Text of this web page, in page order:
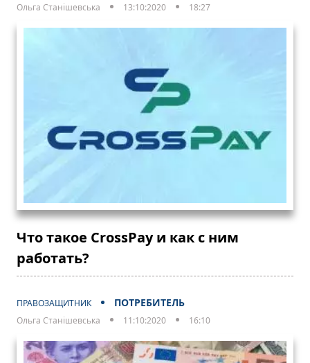
Ольга Станішевська 13:10:2020 18:27
Что такое CrossPay и как с ним
работать?
ПРАВОЗАЩИТНИК ПОТРЕБИТЕЛЬ
Ольга Станішевська 11:10:2020 16:10